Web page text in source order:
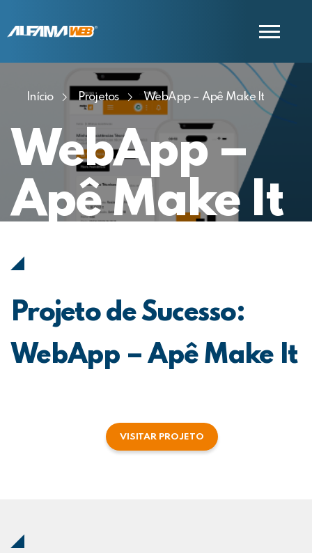
COMERCIAL
SUPORTE
Início Projetos WebApp – Apê Make It
WebApp –
Apê Make It
Projeto de Sucesso:
WebApp – Apê Make It
VISITAR PROJETO